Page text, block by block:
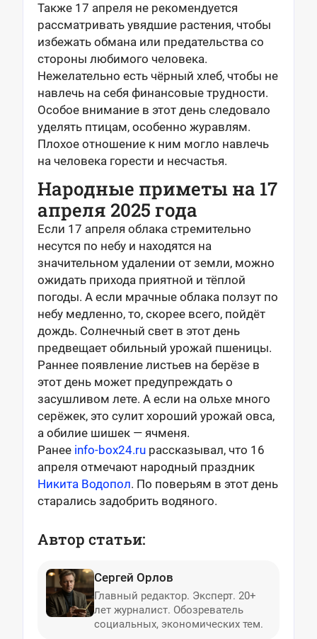
Также 17 апреля не рекомендуется
рассматривать увядшие растения, чтобы
избежать обмана или предательства со
стороны любимого человека.
Нежелательно есть чёрный хлеб, чтобы не
навлечь на себя финансовые трудности.
Особое внимание в этот день следовало
уделять птицам, особенно журавлям.
Плохое отношение к ним могло навлечь
на человека горести и несчастья.
Народные приметы на 17
апреля 2025 года
Если 17 апреля облака стремительно
несутся по небу и находятся на
значительном удалении от земли, можно
ожидать прихода приятной и тёплой
погоды. А если мрачные облака ползут по
небу медленно, то, скорее всего, пойдёт
дождь. Солнечный свет в этот день
предвещает обильный урожай пшеницы.
Раннее появление листьев на берёзе в
этот день может предупреждать о
засушливом лете. А если на ольхе много
серёжек, это сулит хороший урожай овса,
а обилие шишек — ячменя.
Ранее info-box24.ru рассказывал, что 16
апреля отмечают народный праздник
Никита Водопол. По поверьям в этот день
старались задобрить водяного.
Автор статьи:
Сергей Орлов
Главный редактор. Эксперт. 20+
лет журналист. Обозреватель
социальных, экономических тем.